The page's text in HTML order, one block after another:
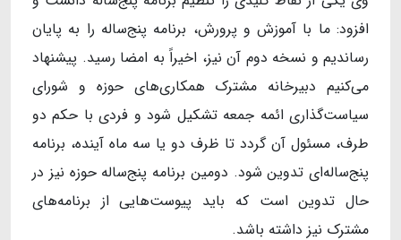
افزود: ما با آموزش و پرورش، برنامه پنج‌ساله را به پایان
رساندیم و نسخه دوم آن نیز، اخیراً به امضا رسید. پیشنهاد
می‌کنیم دبیرخانه‌ مشترک همکاری‌های حوزه و شورای
سیاست‌گذاری ائمه جمعه تشکیل شود و فردی با حکم دو
طرف، مسئول آن گردد تا ظرف دو یا سه ماه آینده، برنامه
پنج‌ساله‌ای تدوین شود. دومین برنامه پنج‌ساله حوزه نیز در
حال تدوین است که باید پیوست‌هایی از برنامه‌های
مشترک نیز داشته باشد.